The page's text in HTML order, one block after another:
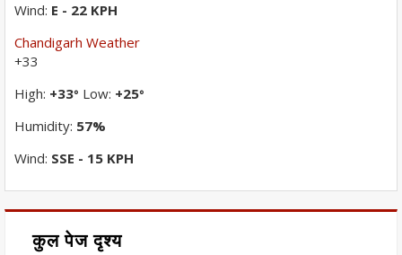
Wind: E - 22 KPH
Chandigarh Weather
+33
High: +33° Low: +25°
Humidity: 57%
Wind: SSE - 15 KPH
कुल पेज दृश्य